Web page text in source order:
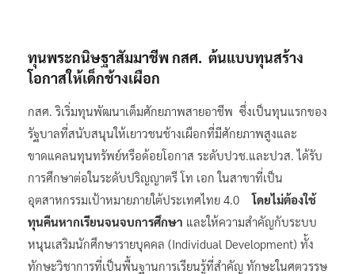
ทุนพระกนิษฐาสัมมาชีพ กสศ. ต้นแบบทุนสร้าง
โอกาสให้เด็กช้างเผือก
กสศ. ริเริ่มทุนพัฒนาเต็มศักยภาพสายอาชีพ ซึ่งเป็นทุนแรกของ
รัฐบาลที่สนับสนุนให้เยาวชนช้างเผือกที่มีศักยภาพสูงและ
ขาดแคลนทุนทรัพย์หรือด้อยโอกาส ระดับปวช.และปวส. ได้รับ
การศึกษาต่อในระดับปริญญาตรี โท เอก ในสาขาที่เป็น
อุตสาหกรรมเป้าหมายภายใต้ประเทศไทย 4.0โดยไม่ต้องใช้
ทุนคืนหากเรียนจนจบการศึกษา และให้ความสำคัญกับระบบ
หนุนเสริมนักศึกษารายบุคคล (Individual Development) ทั้ง
ทักษะวิชาการที่เป็นพื้นฐานการเรียนรู้ที่สำคัญ ทักษะในศตวรรษ